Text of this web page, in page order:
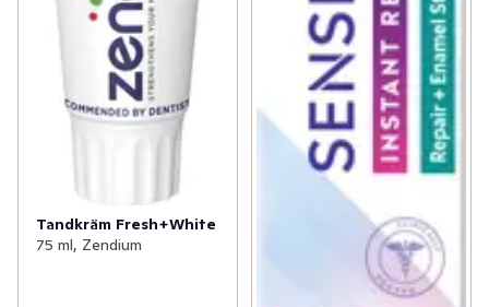
Tandkräm Fresh+White
75 ml, Zendium